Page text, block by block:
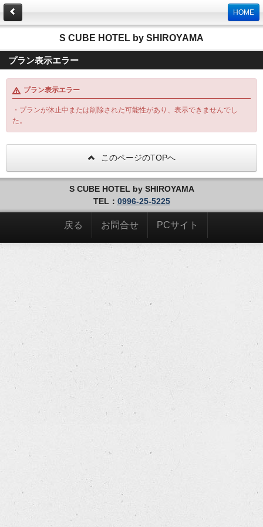
HOME
S CUBE HOTEL by SHIROYAMA
プラン表示エラー
プラン表示エラー
・プランが休止中または削除された可能性があり、表示できませんでし
た。
このページのTOPへ
S CUBE HOTEL by SHIROYAMA
TEL： 0996-25-5225
戻る お問合せ PCサイト